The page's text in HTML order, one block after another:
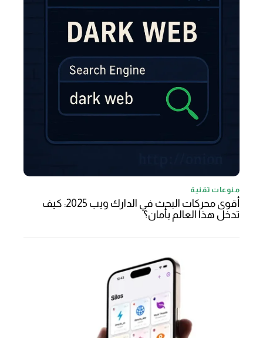
منوعات تقنية
أقوى محركات البحث في الدارك ويب 2025: كيف
تدخل هذا العالم بأمان؟